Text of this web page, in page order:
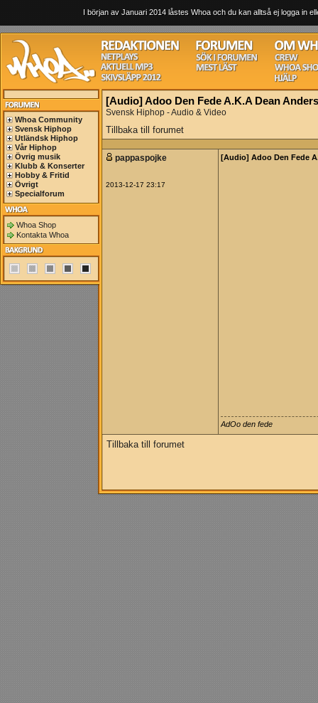
I början av Januari 2014 låstes Whoa och du kan alltså ej logga in
Whoa Community
Svensk Hiphop
Utländsk Hiphop
Vår Hiphop
Övrig musik
Klubb & Konserter
Hobby & Fritid
Övrigt
Specialforum
Whoa Shop
Kontakta Whoa
[Audio] Adoo Den Fede A.K.A Dean
Svensk Hiphop - Audio & Video
Tillbaka till forumet
pappaspojke
2013-12-17 23:17
[Audio] Adoo Den Fede
AdOo den fede
Tillbaka till forumet